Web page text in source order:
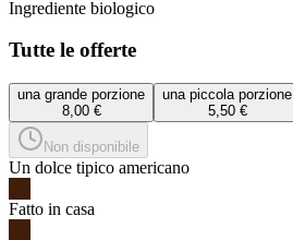
Ingrediente biologico
Tutte le offerte
una grande porzione
8,00 €
una piccola porzione
5,50 €
Non disponibile
Un dolce tipico americano
Fatto in casa